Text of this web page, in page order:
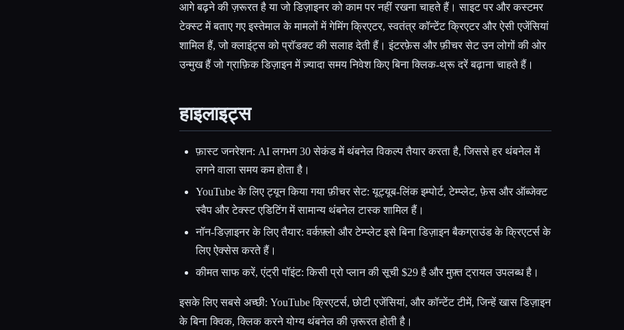
आगे बढ़ने की ज़रूरत है या जो डिज़ाइनर को काम पर नहीं रखना चाहते हैं। साइट पर और कस्टमर
टेक्स्ट में बताए गए इस्तेमाल के मामलों में गेमिंग क्रिएटर, स्वतंत्र कॉन्टेंट क्रिएटर और ऐसी एजेंसियां
शामिल हैं, जो क्लाइंट्स को प्रॉडक्ट की सलाह देती हैं। इंटरफ़ेस और फ़ीचर सेट उन लोगों की ओर
उन्मुख हैं जो ग्राफ़िक डिज़ाइन में ज़्यादा समय निवेश किए बिना क्लिक-थ्रू दरें बढ़ाना चाहते हैं।
हाइलाइट्स
फ़ास्ट जनरेशन: AI लगभग 30 सेकंड में थंबनेल विकल्प तैयार करता है, जिससे हर थंबनेल में
लगने वाला समय कम होता है।
YouTube के लिए ट्यून किया गया फ़ीचर सेट: यूट्यूब-लिंक इम्पोर्ट, टेम्प्लेट, फ़ेस और ऑब्जेक्ट
स्वैप और टेक्स्ट एडिटिंग में सामान्य थंबनेल टास्क शामिल हैं।
नॉन-डिज़ाइनर के लिए तैयार: वर्कफ़्लो और टेम्प्लेट इसे बिना डिज़ाइन बैकग्राउंड के क्रिएटर्स के
लिए ऐक्सेस करते हैं।
कीमत साफ करें, एंट्री पॉइंट: किसी प्रो प्लान की सूची $29 है और मुफ़्त ट्रायल उपलब्ध है।
इसके लिए सबसे अच्छी: YouTube क्रिएटर्स, छोटी एजेंसियां, और कॉन्टेंट टीमें, जिन्हें खास डिज़ाइन
के बिना क्विक, क्लिक करने योग्य थंबनेल की ज़रूरत होती है।